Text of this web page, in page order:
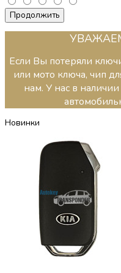
Продолжить
Если Вы потеряли
или мото ключа, чип
нам. У нас в
Новинки